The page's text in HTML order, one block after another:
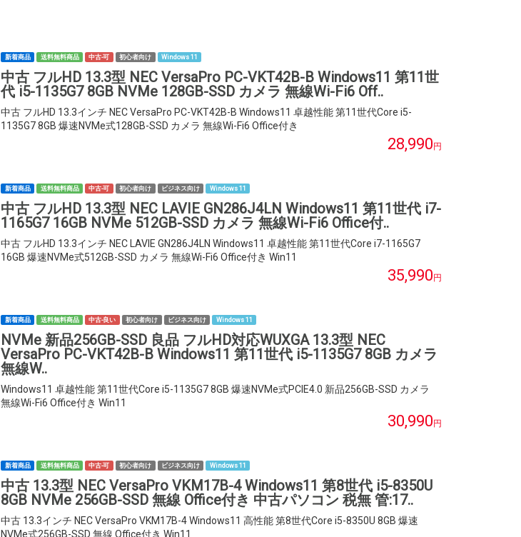
新着商品 送料無料商品 中古-可 初心者向け Windows 11
中古 フルHD 13.3型 NEC VersaPro PC-VKT42B-B Windows11 第11世
代 i5-1135G7 8GB NVMe 128GB-SSD カメラ 無線Wi-Fi6 Off..
中古 フルHD 13.3インチ NEC VersaPro PC-VKT42B-B Windows11 卓越性能 第11世代Core i5-
1135G7 8GB 爆速NVMe式128GB-SSD カメラ 無線Wi-Fi6 Office付き
28,990円
新着商品 送料無料商品 中古-可 初心者向け ビジネス向け Windows 11
中古 フルHD 13.3型 NEC LAVIE GN286J4LN Windows11 第11世代 i7-
1165G7 16GB NVMe 512GB-SSD カメラ 無線Wi-Fi6 Office付..
中古 フルHD 13.3インチ NEC LAVIE GN286J4LN Windows11 卓越性能 第11世代Core i7-1165G7
16GB 爆速NVMe式512GB-SSD カメラ 無線Wi-Fi6 Office付き Win11
35,990円
新着商品 送料無料商品 中古-良い 初心者向け ビジネス向け Windows 11
NVMe 新品256GB-SSD 良品 フルHD対応WUXGA 13.3型 NEC
VersaPro PC-VKT42B-B Windows11 第11世代 i5-1135G7 8GB カメラ
無線W..
Windows11 卓越性能 第11世代Core i5-1135G7 8GB 爆速NVMe式PCIE4.0 新品256GB-SSD カメラ
無線Wi-Fi6 Office付き Win11
30,990円
新着商品 送料無料商品 中古-可 初心者向け ビジネス向け Windows 11
中古 13.3型 NEC VersaPro VKM17B-4 Windows11 第8世代 i5-8350U
8GB NVMe 256GB-SSD 無線 Office付き 中古パソコン 税無 管:17..
中古 13.3インチ NEC VersaPro VKM17B-4 Windows11 高性能 第8世代Core i5-8350U 8GB 爆速
NVMe式256GB-SSD 無線 Office付き Win11